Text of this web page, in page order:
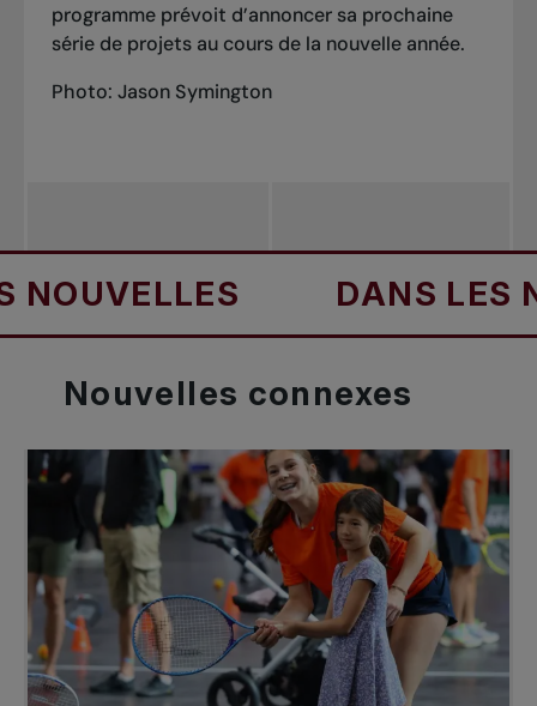
programme prévoit d’annoncer sa prochaine
série de projets au cours de la nouvelle année.
Photo: Jason Symington
DANS LES
Nouvelles connexes